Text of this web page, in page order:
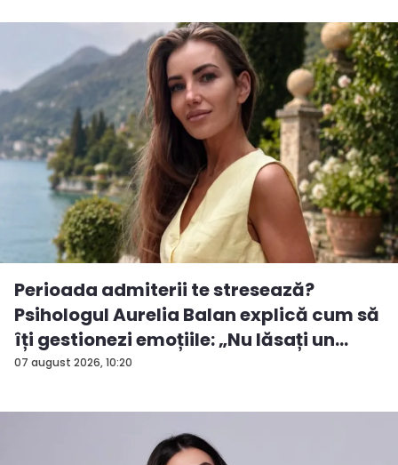
07 august 2026, 10:20
Perioada admiterii te stresează?
Psihologul Aurelia Balan explică cum să
îți gestionezi emoțiile: „Nu lăsați un
rezu...